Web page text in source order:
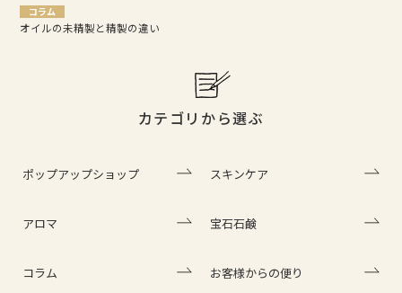
コラム
オイルの未精製と精製の違い
カテゴリから選ぶ
ポップアップショップ スキンケア
アロマ 宝石石鹸
コラム お客様からの便り